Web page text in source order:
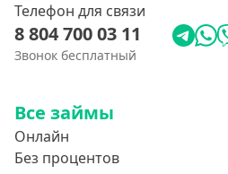
Телефон для связи
8 804 700 03 11
Звонок бесплатный
Все займы
Онлайн
Без процентов